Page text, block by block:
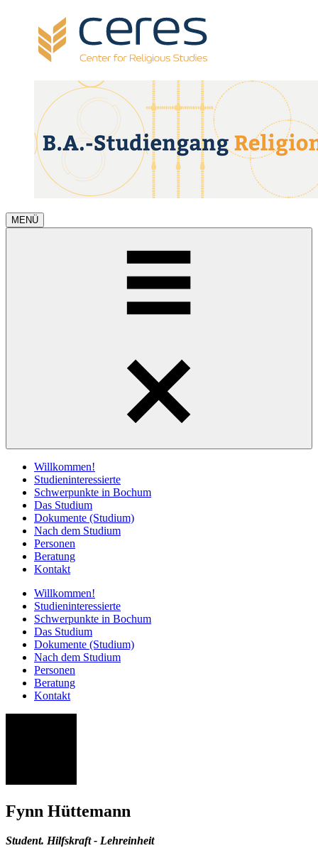
MENÜ
Willkommen!
Studieninteressierte
Schwerpunkte in Bochum
Das Studium
Dokumente (Studium)
Nach dem Studium
Personen
Beratung
Kontakt
Willkommen!
Studieninteressierte
Schwerpunkte in Bochum
Das Studium
Dokumente (Studium)
Nach dem Studium
Personen
Beratung
Kontakt
Fynn Hüttemann
Student. Hilfskraft - Lehreinheit